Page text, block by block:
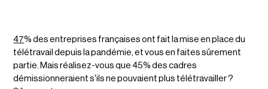
47% des entreprises françaises ont fait la mise en place du
télétravail depuis la pandémie, et vous en faites sûrement
partie. Mais réalisez-vous que 45% des cadres
démissionneraient s'ils ne pouvaient plus télétravailler ?